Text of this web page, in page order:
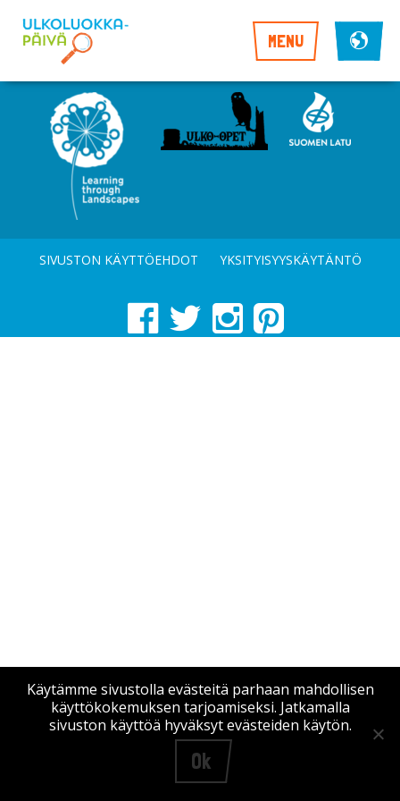
MENU
SIVUSTON KÄYTTÖEHDOT YKSITYISYYSKÄYTÄNTÖ
Käytämme sivustolla evästeitä parhaan mahdollisen
käyttökokemuksen tarjoamiseksi. Jatkamalla
sivuston käyttöä hyväksyt evästeiden käytön.
Ok